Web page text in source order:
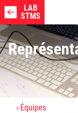
LAB
STMS
REACH Web
Équipes